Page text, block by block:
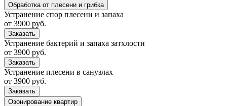
Обработка от плесени и грибка
Устранение спор плесени и запаха
от 3900 руб.
Заказать
Устранение бактерий и запаха затхлости
от 3900 руб.
Заказать
Устранение плесени в санузлах
от 3900 руб.
Заказать
Озонирование квартир